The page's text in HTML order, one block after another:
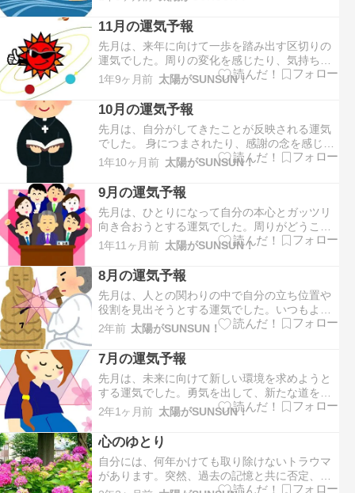
うか。 どんな状況でも不思議と前向きな気持ち
で過ごせていたと思います。今月は、協調、受
容、感受性などを示す２の運気となります。 先
月から始まった“…
11月の運気予報
先月は、来年に向けて一歩を踏み出す区切りの
運気でした。周りの変化を感じたり、気持ちの
切り替えを意識していた方は多いのではないで
しょうか。 体調などの変化によって、今後のこ
とを考え直す機会もあったと思います。今月
は、始まり、決断、自立などを示す１の運気と
なります。 完結、整理を示…
1年9ヶ月前 太陽がSUNSUN！
10月の運気予報
先月は、自分がしてきたことが反映される運気
でした。 身につまされたり、感謝の念を感じる
ような出来事を体験した方は多いのではないで
しょうか。 それらの体験を受けて、新しい道を
決意することもあったと思います。今月は、完
結、手放す、整理などを示す９の運気となりま
す。 今年の運気の区切…
1年10ヶ月前 太陽がSUNSUN！
9月の運気予報
先月は、ひとりになって自分の本心とガッツリ
向き合おうとする運気でした。周りがどうこう
ではなく、自分がどう生きるかを考えていた方
は多いのではないでしょうか。 今の自分を俯瞰
しながら、本心との葛藤をしていたこともあっ
たと思います。今月は、成功、繁栄、活力など
を示す８の運気となります…
1年11ヶ月前 太陽がSUNSUN！
8月の運気予報
先月は、人との関わりの中で自分の立ち位置や
役割を見出そうとする運気でした。いつもより
人と関わる機会が増えていた方は多いのではな
いでしょうか。 周りの動きや反応を見ながら気
持ちを整理し確認しようとしていたこともあっ
たと思います。今月は、変革、探求、独立など
を示す７の運気となります…
2年前 太陽がSUNSUN！
7月の運気予報
先月は、未来に向けて新しい環境を求めようと
する運気でした。勇気を出して、新たな道を切
り開こうと頑張っていた方は多いのではないで
しょうか。 思わぬ出来事に戸惑ったり、今後に
不安を感じたこともあったと思います。今月
は、調和、献身、創造などを示す６の運気とな
ります。 身を置く環境と調…
2年1ヶ月前 太陽がSUNSUN！
心のゆとり
自分には、何年かけても取り除けないトラウマ
があります。突然、過去の記憶と共に否定、怒
り、悲しさなどが沸々と湧き上がって苦しくな